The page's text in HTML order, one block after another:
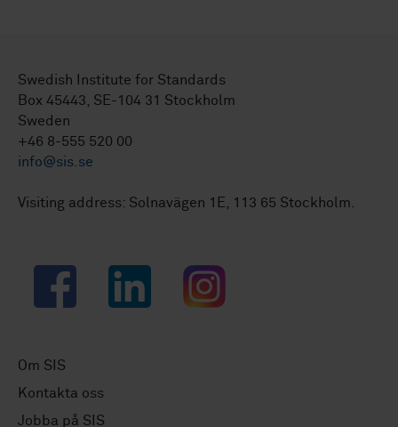
Swedish Institute for Standards
Box 45443, SE-104 31 Stockholm
Sweden
+46 8-555 520 00
info@sis.se
Visiting address: Solnavägen 1E, 113 65 Stockholm.
Facebook LinkedIn Instagram
Om SIS
Kontakta oss
Jobba på SIS